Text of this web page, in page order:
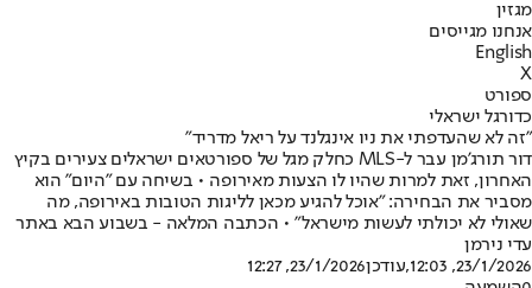
מגזין
אנחנו מגייסים
English
X
ספורט
כדורגל ישראלי
"זה לא שהעדפתי את ניו אינגלנד על ריאל מדריד"
דור תורג'מן עבר ל-MLS כחלק מגל של ספורטאים ישראלים צעירים בקיץ
האחרון, זאת למרות שהיו לו הצעות מאירופה • בשיחה עם "היום" הוא
מסביר את הבחירה: "אוכל להגיע מכאן לליגות הטובות באירופה, מה
שאולי לא יכולתי לעשות מישראל" • הכתבה המלאה - בשבוע הבא באתר
עדי נירמן
23/1/2026, 12:03
,עודכן23/1/2026, 12:27